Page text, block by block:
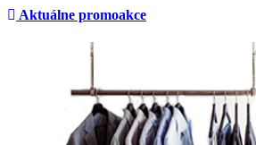
Aktuálne promoakce